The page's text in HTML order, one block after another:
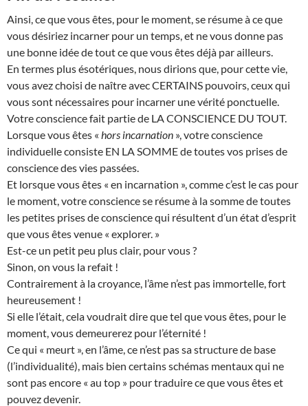
Ainsi, ce que vous êtes, pour le moment, se résume à ce que
vous désiriez incarner pour un temps, et ne vous donne pas
une bonne idée de tout ce que vous êtes déjà par ailleurs.
En termes plus ésotériques, nous dirions que, pour cette vie,
vous avez choisi de naître avec CERTAINS pouvoirs, ceux qui
vous sont nécessaires pour incarner une vérité ponctuelle.
Votre conscience fait partie de LA CONSCIENCE DU TOUT.
Lorsque vous êtes « hors incarnation », votre conscience
individuelle consiste EN LA SOMME de toutes vos prises de
conscience des vies passées.
Et lorsque vous êtes « en incarnation », comme c’est le cas pour
le moment, votre conscience se résume à la somme de toutes
les petites prises de conscience qui résultent d’un état d’esprit
que vous êtes venue « explorer. »
Est-ce un petit peu plus clair, pour vous ?
Sinon, on vous la refait !
Contrairement à la croyance, l’âme n’est pas immortelle, fort
heureusement !
Si elle l’était, cela voudrait dire que tel que vous êtes, pour le
moment, vous demeurerez pour l’éternité !
Ce qui « meurt », en l’âme, ce n’est pas sa structure de base
(l’individualité), mais bien certains schémas mentaux qui ne
sont pas encore « au top » pour traduire ce que vous êtes et
pouvez devenir.